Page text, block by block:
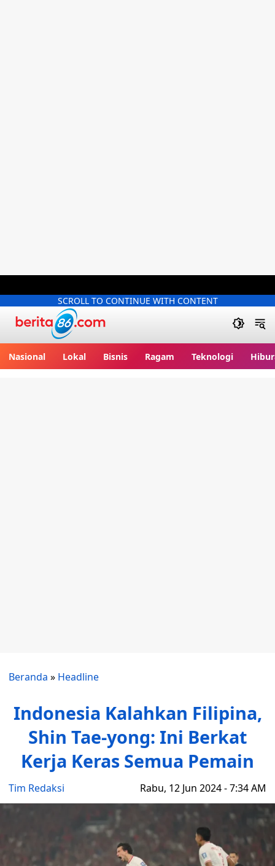
SCROLL TO CONTINUE WITH CONTENT
Nasional Lokal Bisnis Ragam Teknologi
Beranda » Headline
Indonesia Kalahkan Filipina,
Shin Tae-yong: Ini Berkat
Kerja Keras Semua Pemain
Tim Redaksi Rabu, 12 Jun 2024 - 7:34 AM